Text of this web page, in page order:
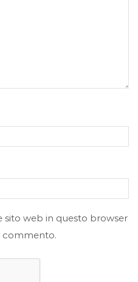
sito web in questo browser
commento.